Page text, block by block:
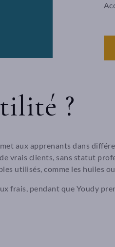
?
aux apprenants dans
vrais clients, sans statut
utilisés, comme les huiles
frais, pendant que Youdy